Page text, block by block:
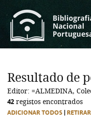
Resultado de
Editor: =ALMEDINA,
42 registos encontrados
ADICIONAR TODOS